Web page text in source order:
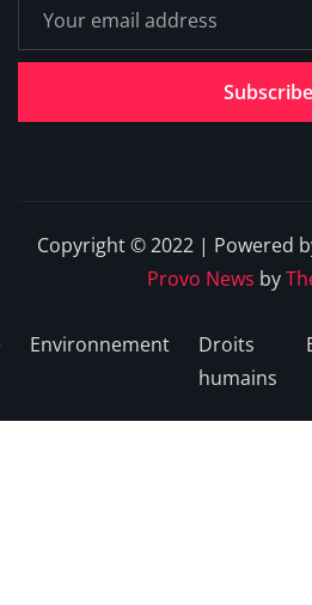
Subscribe
Copyright © 2022 | Powered
Provo News by
Environnement
Droits
humains